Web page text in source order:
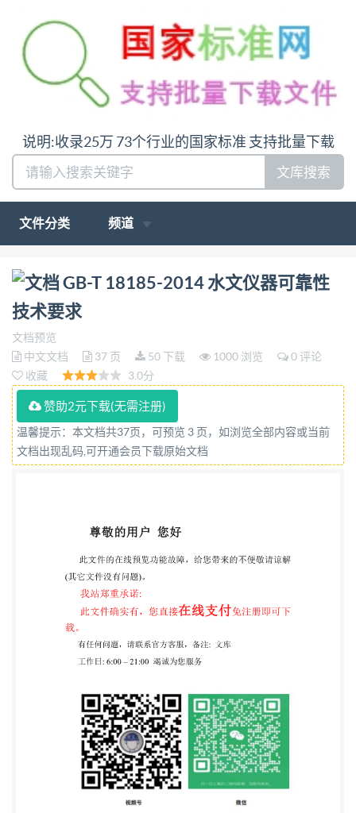
说明:收录25万 73个行业的国家标准 支持批量下载
文库搜索
文件分类 频道
问:哪里下载GB-T 18185-2014 水文仪器可靠性技术要
求答:请联系微信:siduwenku
GB-T 18185-2014 水文仪器可靠性
技术要求
文档预览
中文文档
37 页 50 下载 1000 浏览
0 评论
收藏
3.0分
赞助2元下载(无需注册)
温馨提示：本文档共37页，可预览 3 页，如浏览全部内容或当前
文档出现乱码,可开通会员下载原始文档